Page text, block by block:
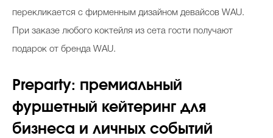
перекликается с фирменным дизайном девайсов WAU.
При заказе любого коктейля из сета гости получают
подарок от бренда WAU.
Preparty: премиальный
фуршетный кейтеринг для
бизнеса и личных событий